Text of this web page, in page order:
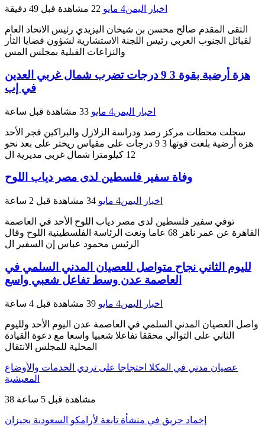
اخبار اليمن4 مايو قبل 49 دقيقة
التقى المقدم صالح محسن بن شيخان اليزيدي رئيس الاتحاد العام
لقبائل الجنوب العربي رئيس اللجنة الاستشارية لشؤون قضايا الثأر
والنزاعات القبلية بمجلس المس
هزة أرضية بقوة 3 9 درجات تضرب شمال غربي العدين
في إب
اخبار اليمن4 مايو قبل ساعة
سجلت محطات مركز رصد ودراسة الزلازل والبراكين فجر الأحد
هزة أرضية بلغت قوتها 3 9 درجات على مقياس ريختر على بعد نحو
12 كيلومترا شمال غربي مديرية ال
وفاة سفير فلسطين لدى مصر دياب اللوح
اخبار اليمن4 مايو قبل 2 ساعة
توفي سفير فلسطين لدى مصر دياب اللوح الأحد في العاصمة
القاهرة عن عمر ناهز 68 عاما ونعت الرئاسة الفلسطينية اللوح وقال
الرئيس محمود عباس إن السفير ال
لليوم الثاني نجاح متواصل للعصيان المدني السلمي في
العاصمة عدن وسط تفاعل شعبي واسع
اخبار اليمن4 مايو قبل 4 ساعة
واصل العصيان المدني السلمي في العاصمة عدن اليوم الأحد ولليوم
الثاني على التوالي محققا تفاعلا شعبيا واسعا مع دعوة القيادة
المحلية للمجلس الانتقال
عصيان مدني في المكلا احتجاجا على تردي الخدمات والأوضاع
المعيشية
38 مشاهدة قبل 5 ساعة
إخماد حريق في منشأة تابعة لأرامكو السعودية بجيزان